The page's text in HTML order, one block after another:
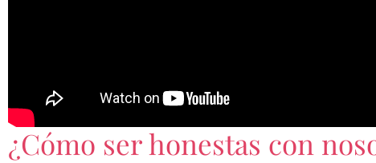
¿Cómo ser honestas con